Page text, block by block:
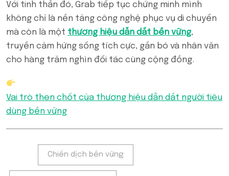
Với tinh thần đó, Grab tiếp tục chứng minh mình
không chỉ là nền tảng công nghệ phục vụ di chuyển
mà còn là một thương hiệu dẫn dắt bền vững,
truyền cảm hứng sống tích cực, gắn bó và nhân văn
cho hàng trăm nghìn đối tác cùng cộng đồng.
Vai trò then chốt của thương hiệu dẫn dắt người tiêu
dùng bền vững
Chiến dịch bền vững